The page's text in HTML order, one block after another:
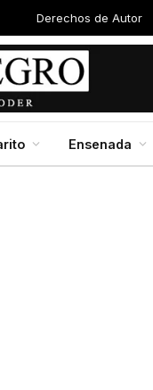
Derechos de Autor
Ensenada